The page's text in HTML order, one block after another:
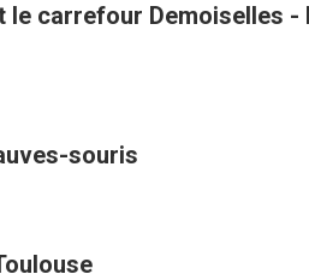
le carrefour Demoiselles -
souris